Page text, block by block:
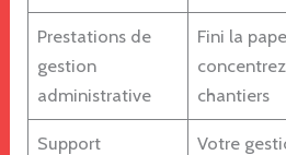
Prestations de
gestion
administrative
Fini la
chantiers
Support
Votre